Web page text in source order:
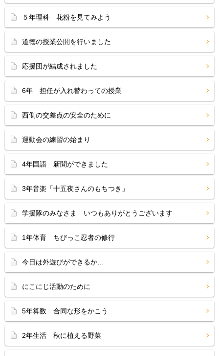
５年理科 花粉を見てみよう
道徳の授業公開を行いました
応援団が結成されました
6年 担任が入れ替わっての授業
西側の交差点の安全のために
運動会の練習の始まり
4年国語 新聞ができました
3年音楽「十五夜さんのもちつき」
学援隊のみなさま いつもありがとうございます
1年体育 ちびっこ忍者の修行
今日は外遊びができるか…
にこにじ活動のために
5年算数 合同な形をかこう
2年生活 秋に植える野菜